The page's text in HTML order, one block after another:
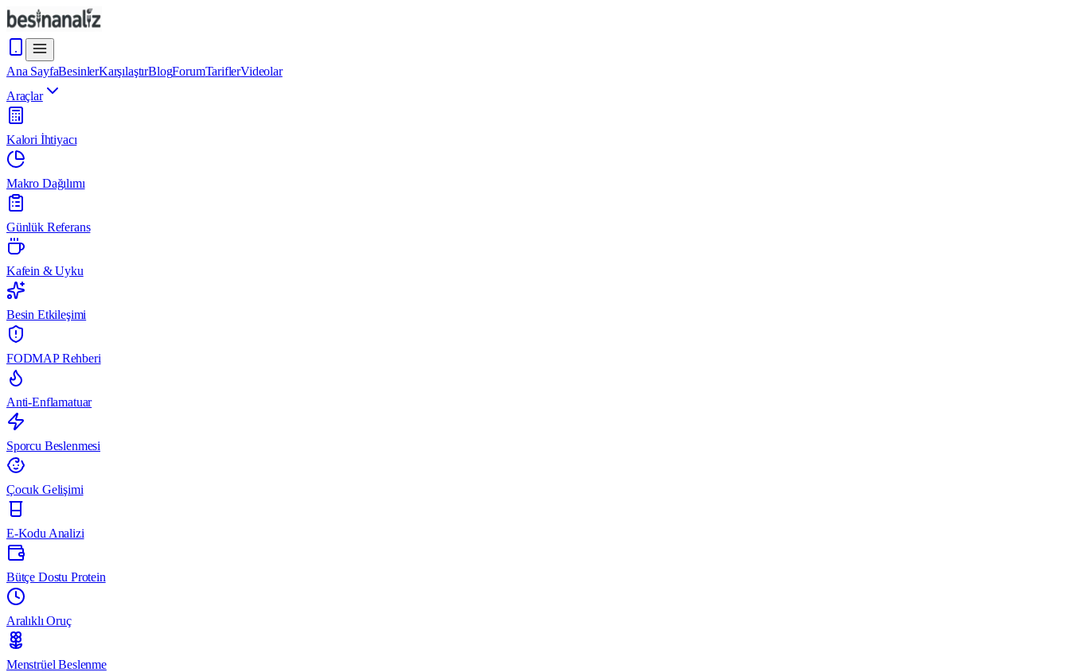
Ana SayfaBesinlerKarşılaştırBlogForumTariflerVideolar
Araçlar
Kalori İhtiyacı
Makro Dağılımı
Günlük Referans
Kafein & Uyku
Besin Etkileşimi
FODMAP Rehberi
Anti-Enflamatuar
Sporcu Beslenmesi
Çocuk Gelişimi
E-Kodu Analizi
Bütçe Dostu Protein
Aralıklı Oruç
Menstrüel Beslenme